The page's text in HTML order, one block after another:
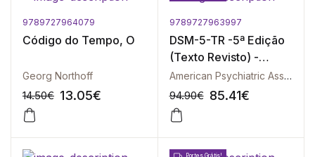
9789727964079
Código do Tempo, O
Georg Northoff
14.50€ 13.05€
9789727963997
DSM-5-TR -5ª Edição
(Texto Revisto) -
Manual de Diagnóstico
e Estatística das
Perturbações Mentais
American Psychiatric Association
94.90€ 85.41€